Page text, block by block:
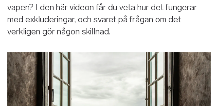
vapen? I den här videon får du veta hur det fungerar
med exkluderingar, och svaret på frågan om det
verkligen gör någon skillnad.